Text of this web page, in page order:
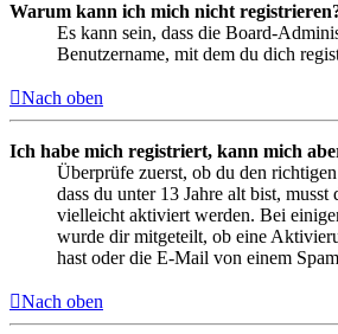
Warum kann ich mich nicht
Es kann sein, dass die Board-
Benutzername, mit dem du dich
Nach oben
Ich habe mich registriert, kann mich
Überprüfe zuerst, ob du den
dass du unter 13 Jahre alt bist,
vielleicht aktiviert werden. Bei
wurde dir mitgeteilt, ob eine
hast oder die E-Mail von einem
Nach oben